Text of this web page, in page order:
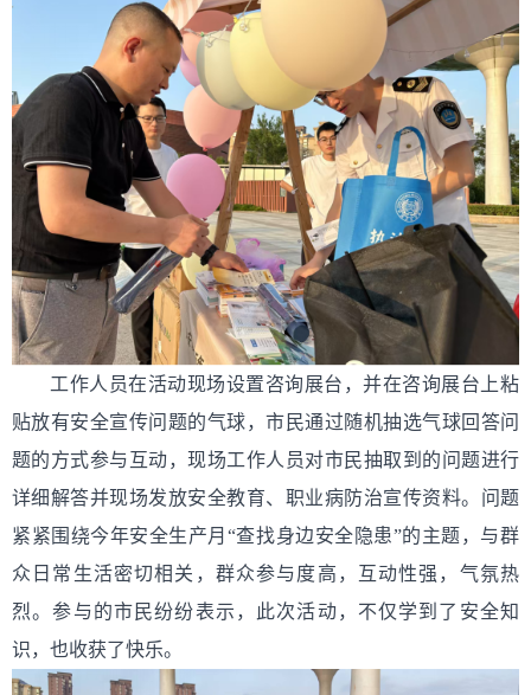
工作人员在活动现场设置咨询展台，并在咨询展台上粘
贴放有安全宣传问题的气球，市民通过随机抽选气球回答问
题的方式参与互动，现场工作人员对市民抽取到的问题进行
详细解答并现场发放安全教育、职业病防治宣传资料。问题
紧紧围绕今年安全生产月“查找身边安全隐患”的主题，与群
众日常生活密切相关，群众参与度高，互动性强，气氛热
烈。参与的市民纷纷表示，此次活动，不仅学到了安全知
识，也收获了快乐。